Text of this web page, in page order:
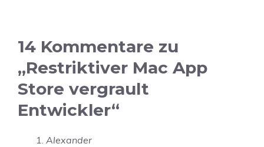
14 Kommentare zu
„Restriktiver Mac App
Store vergrault
Entwickler“
Alexander